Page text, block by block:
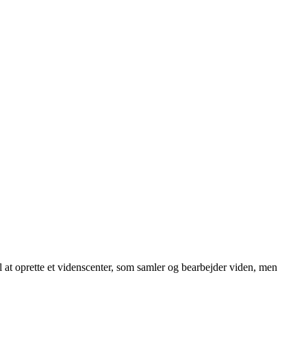
et videnscenter, som samler og bearbejder viden, men